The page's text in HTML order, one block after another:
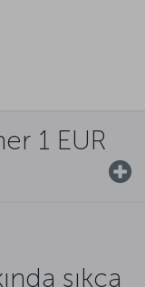
1 EUR
sıkça